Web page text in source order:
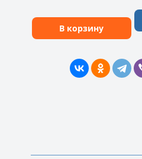
В корзину